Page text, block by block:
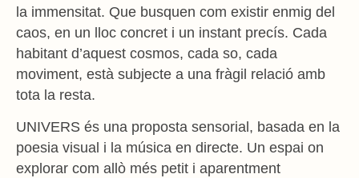
la immensitat. Que busquen com existir enmig del
caos, en un lloc concret i un instant precís. Cada
habitant d’aquest cosmos, cada so, cada
moviment, està subjecte a una fràgil relació amb
tota la resta.
UNIVERS és una proposta sensorial, basada en la
poesia visual i la música en directe. Un espai on
explorar com allò més petit i aparentment